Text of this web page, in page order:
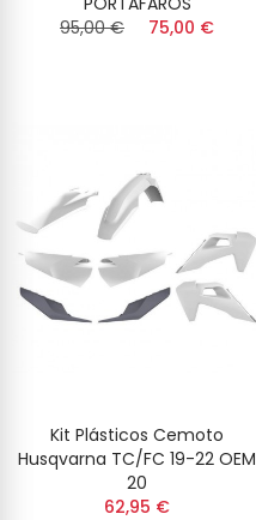
95,00 €
75,00 €
Kit Plásticos Cemoto
Husqvarna TC/FC 19-22 OEM
20
62,95 €